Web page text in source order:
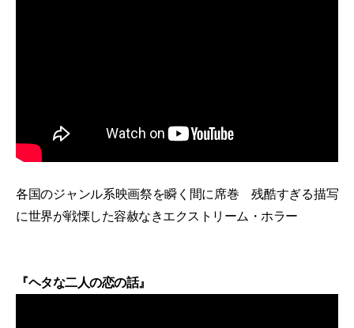
各国のジャンル系映画祭を瞬く間に席巻 残酷すぎる描写
に世界が戦慄した容赦なきエクストリーム・ホラー
『ヘタな二人の恋の話』